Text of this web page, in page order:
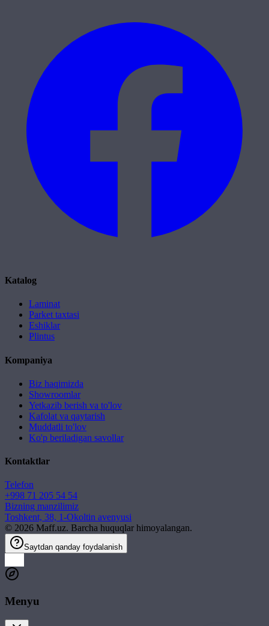
Katalog
Laminat
Parket taxtasi
Eshiklar
Plintus
Kompaniya
Biz haqimizda
Showroomlar
Yetkazib berish va to'lov
Kafolat va qaytarish
Muddatli to'lov
Ko'p beriladigan savollar
Kontaktlar
Telefon
+998 71 205 54 54
Bizning manzilimiz
Toshkent, 38, 1-Okoltin avenyusi
© 2026 Maff.uz. Barcha huquqlar himoyalangan.
Saytdan qanday foydalanish
Menyu